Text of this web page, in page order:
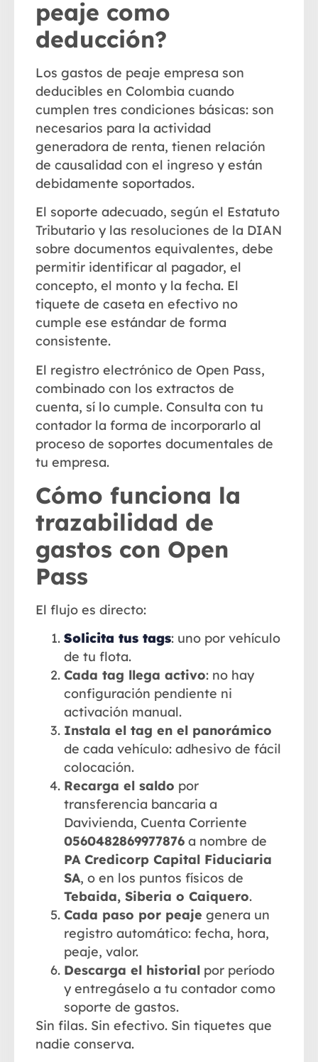
peaje como
deducción?
Los gastos de peaje empresa son
deducibles en Colombia cuando
cumplen tres condiciones básicas: son
necesarios para la actividad
generadora de renta, tienen relación
de causalidad con el ingreso y están
debidamente soportados.
El soporte adecuado, según el Estatuto
Tributario y las resoluciones de la DIAN
sobre documentos equivalentes, debe
permitir identificar al pagador, el
concepto, el monto y la fecha. El
tiquete de caseta en efectivo no
cumple ese estándar de forma
consistente.
El registro electrónico de Open Pass,
combinado con los extractos de
cuenta, sí lo cumple. Consulta con tu
contador la forma de incorporarlo al
proceso de soportes documentales de
tu empresa.
Cómo funciona la
trazabilidad de
gastos con Open
Pass
El flujo es directo:
Solicita tus tags: uno por vehículo
de tu flota.
Cada tag llega activo: no hay
configuración pendiente ni
activación manual.
Instala el tag en el panorámico
de cada vehículo: adhesivo de fácil
colocación.
Recarga el saldo por
transferencia bancaria a
Davivienda, Cuenta Corriente
0560482869977876 a nombre de
PA Credicorp Capital Fiduciaria
SA, o en los puntos físicos de
Tebaida, Siberia o Caiquero.
Cada paso por peaje genera un
registro automático: fecha, hora,
peaje, valor.
Descarga el historial por período
y entregáselo a tu contador como
soporte de gastos.
Sin filas. Sin efectivo. Sin tiquetes que
nadie conserva.